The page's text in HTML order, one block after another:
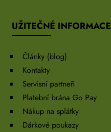
UŽITEČNÉ INFORMACE
Články (blog)
Kontakty
Servisní partneři
Platební brána Go Pay
Nákup na splátky
Dárkové poukazy